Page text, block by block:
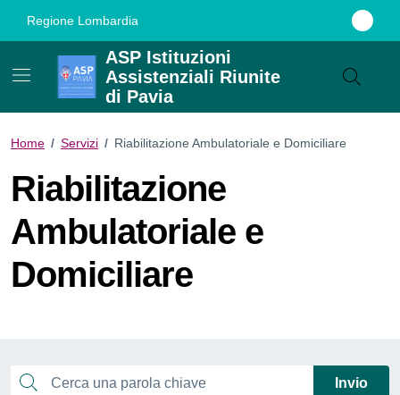
Regione Lombardia
ASP Istituzioni
Assistenziali Riunite
di Pavia
Home / Servizi / Riabilitazione Ambulatoriale e Domiciliare
Riabilitazione
Ambulatoriale e
Domiciliare
Cerca una parola chiave Invio